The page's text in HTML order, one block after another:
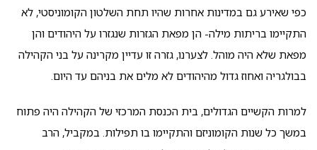
כפי שאירע גם במדינות אחרות שהיו תחת השלטון הקומוניסטי, לא
התקיימו בריתות מילה- הן מפאת הגזרות שנגזרו על היהודים והן
מפאת שלא היה מוהל. לצערנו, גזרה זו עדיין מקרינה על בני הקהילה
בבולגריה ואחוז גדול מהיהודים לא מלים את בניהם עד היום.
למרות הקשיים הגדולים, בית הכנסת המרכזי של הקהילה היה פתוח
במשך כל שנות הקומוניזם והתקיימו בו תפילות. במקביל, הרב